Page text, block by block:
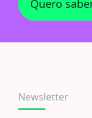
Quero
Newsletter